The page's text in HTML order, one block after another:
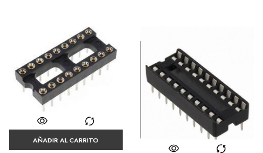
AÑADIR AL CARRITO